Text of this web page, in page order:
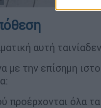
αυτή
με την επίσημη
προέρχονται όλα